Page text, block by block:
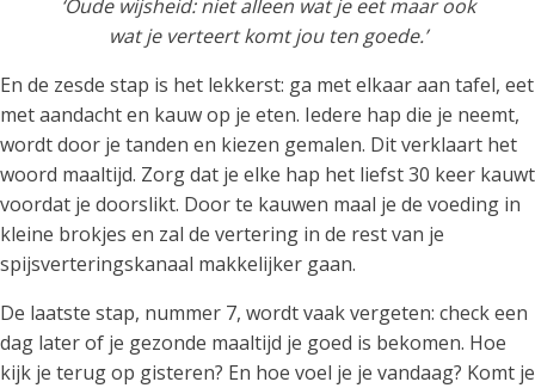
‘Oude wijsheid: niet alleen wat je eet maar ook
wat je verteert komt jou ten goede.’
En de zesde stap is het lekkerst: ga met elkaar aan tafel, eet
met aandacht en kauw op je eten. Iedere hap die je neemt,
wordt door je tanden en kiezen gemalen. Dit verklaart het
woord maaltijd. Zorg dat je elke hap het liefst 30 keer kauwt
voordat je doorslikt. Door te kauwen maal je de voeding in
kleine brokjes en zal de vertering in de rest van je
spijsverteringskanaal makkelijker gaan.
De laatste stap, nummer 7, wordt vaak vergeten: check een
dag later of je gezonde maaltijd je goed is bekomen. Hoe
kijk je terug op gisteren? En hoe voel je je vandaag? Komt je